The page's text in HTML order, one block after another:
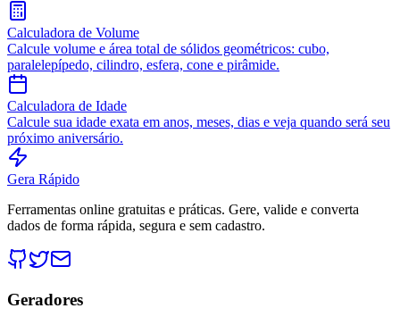
Calculadora de Volume
Calcule volume e área total de sólidos geométricos: cubo,
paralelepípedo, cilindro, esfera, cone e pirâmide.
Calculadora de Idade
Calcule sua idade exata em anos, meses, dias e veja quando será seu
próximo aniversário.
Gera Rápido
Ferramentas online gratuitas e práticas. Gere, valide e converta
dados de forma rápida, segura e sem cadastro.
Geradores